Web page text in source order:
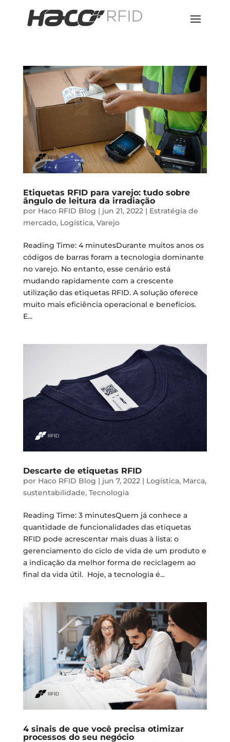
Etiquetas RFID para varejo: tudo sobre
ângulo de leitura da irradiação
por Haco RFID Blog | jun 21, 2022| Estratégia de
mercado, Logística, Varejo
Reading Time: 4 minutesDurante muitos anos os
códigos de barras foram a tecnologia dominante
no varejo. No entanto, esse cenário está
mudando rapidamente com a crescente
utilização das etiquetas RFID. A solução oferece
muito mais eficiência operacional e benefícios.
E...
Descarte de etiquetas RFID
por Haco RFID Blog | jun 7, 2022| Logística, Marca,
sustentabilidade, Tecnologia
Reading Time: 3 minutesQuem já conhece a
quantidade de funcionalidades das etiquetas
RFID pode acrescentar mais duas à lista: o
gerenciamento do ciclo de vida de um produto e
a indicação da melhor forma de reciclagem ao
final da vida útil. Hoje, a tecnologia é...
4 sinais de que você precisa otimizar
processos do seu negócio